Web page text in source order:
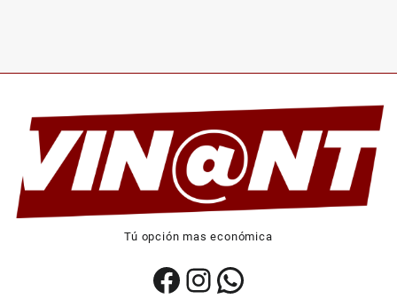
Tú opción mas económica
Facebook
Instagram
WhatsApp